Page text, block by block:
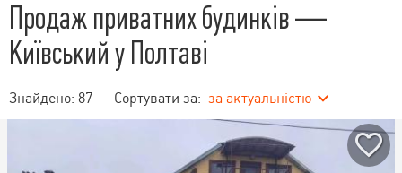
Продаж приватних будинків —
Київський у Полтаві
Знайдено: 87 Сортувати за: за актуальністю